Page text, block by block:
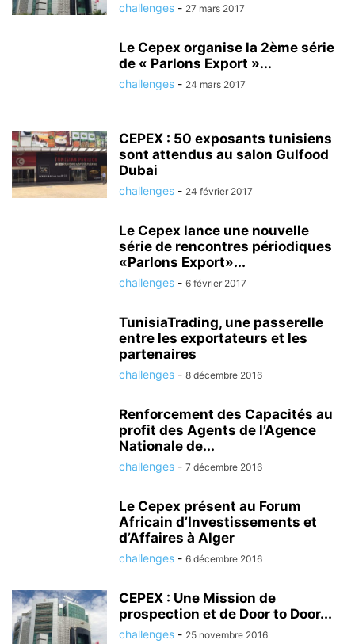
challenges - 27 mars 2017
Le Cepex organise la 2ème série
de « Parlons Export »...
challenges - 24 mars 2017
CEPEX : 50 exposants tunisiens
sont attendus au salon Gulfood
Dubai
challenges - 24 février 2017
Le Cepex lance une nouvelle
série de rencontres périodiques
«Parlons Export»...
challenges - 6 février 2017
TunisiaTrading, une passerelle
entre les exportateurs et les
partenaires
challenges - 8 décembre 2016
Renforcement des Capacités au
profit des Agents de l’Agence
Nationale de...
challenges - 7 décembre 2016
Le Cepex présent au Forum
Africain d’Investissements et
d’Affaires à Alger
challenges - 6 décembre 2016
CEPEX : Une Mission de
prospection et de Door to Door...
challenges - 25 novembre 2016